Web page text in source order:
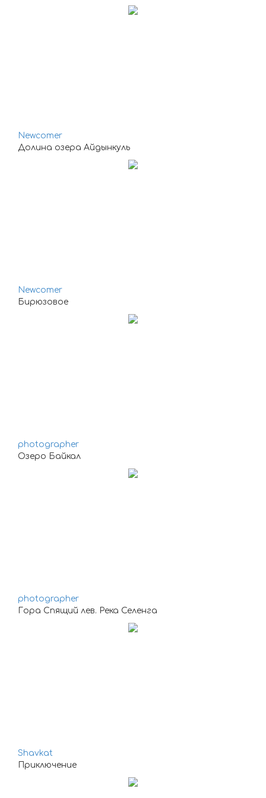
Newcomer
Долина озера Айдынкуль
Newcomer
Бирюзовое
photographer
Озеро Байкал
photographer
Гора Спящий лев. Река Селенга
Shavkat
Приключение